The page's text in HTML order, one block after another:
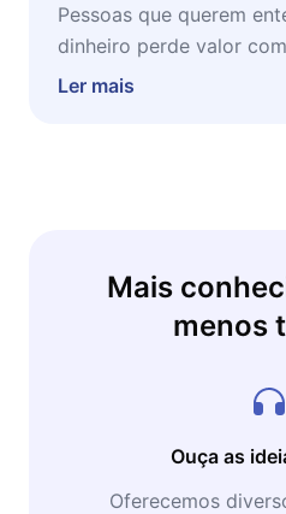
Pessoas que querem
dinheiro perde valor
investidores iniciantes
Ler mais
Mais
menos
Ouça as
Oferecemos